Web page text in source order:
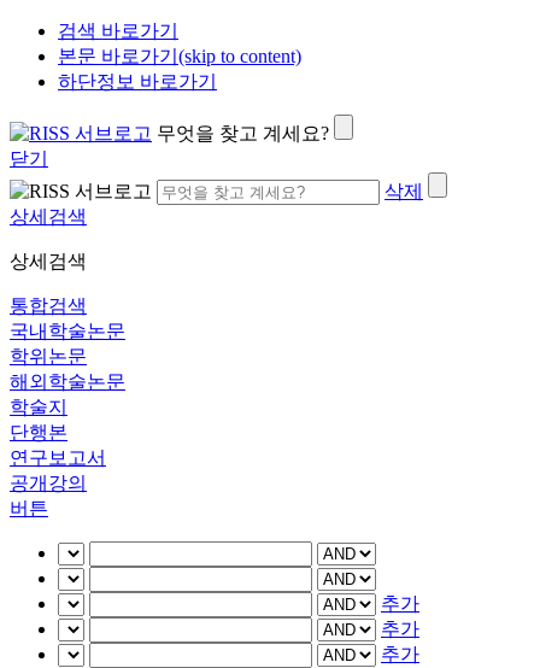
검색 바로가기
본문 바로가기(skip to content)
하단정보 바로가기
무엇을 찾고 계세요?
닫기
삭제
상세검색
상세검색
통합검색
국내학술논문
학위논문
해외학술논문
학술지
단행본
연구보고서
공개강의
버튼
추가
추가
추가